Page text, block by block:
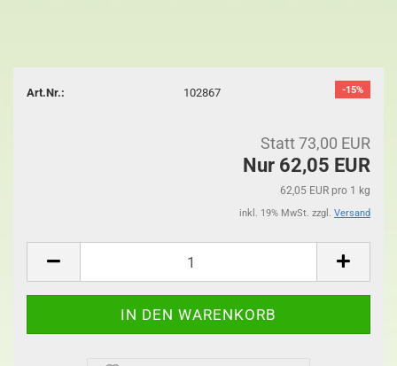
-15%
Art.Nr.: 102867
Statt 73,00 EUR
Nur 62,05 EUR
62,05 EUR pro 1 kg
inkl. 19% MwSt. zzgl. Versand